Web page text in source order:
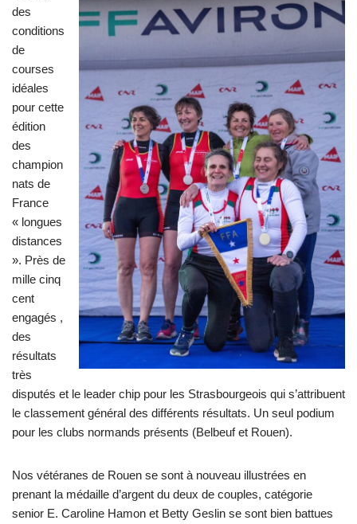
des
conditions
de
courses
idéales
pour cette
édition
des
champion
nats de
France
« longues
distances
». Près de
mille cinq
cent
engagés ,
des
résultats
très
disputés et le leader chip pour les Strasbourgeois qui s’attribuent
le classement général des différents résultats. Un seul podium
pour les clubs normands présents (Belbeuf et Rouen).
Nos vétéranes de Rouen se sont à nouveau illustrées en
prenant la médaille d’argent du deux de couples, catégorie
senior E. Caroline Hamon et Betty Geslin se sont bien battues